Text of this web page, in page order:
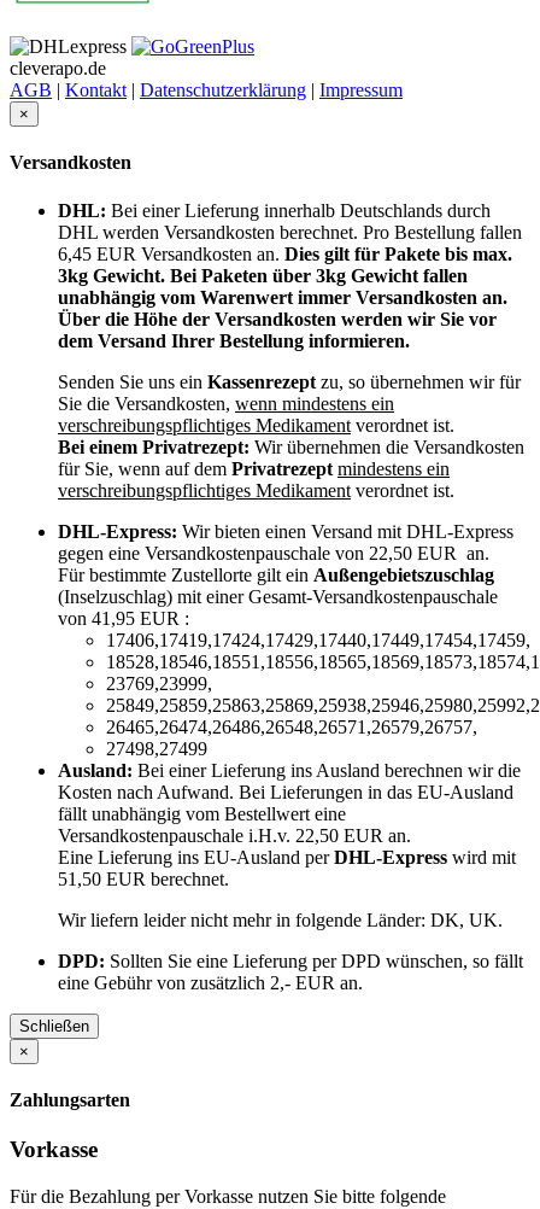
cleverapo.de
AGB | Kontakt | Datenschutzerklärung | Impressum
×
Versandkosten
DHL: Bei einer Lieferung innerhalb Deutschlands durch
DHL werden Versandkosten berechnet. Pro Bestellung fallen
6,45 EUR Versandkosten an. Dies gilt für Pakete bis max.
3kg Gewicht. Bei Paketen über 3kg Gewicht fallen
unabhängig vom Warenwert immer Versandkosten an.
Über die Höhe der Versandkosten werden wir Sie vor
dem Versand Ihrer Bestellung informieren.
Senden Sie uns ein Kassenrezept zu, so übernehmen wir für
Sie die Versandkosten, wenn mindestens ein
verschreibungspflichtiges Medikament verordnet ist.
Bei einem Privatrezept: Wir übernehmen die Versandkosten
für Sie, wenn auf dem Privatrezept mindestens ein
verschreibungspflichtiges Medikament verordnet ist.
DHL-Express: Wir bieten einen Versand mit DHL-Express
gegen eine Versandkostenpauschale von 22,50 EUR an.
Für bestimmte Zustellorte gilt ein Außengebietszuschlag
(Inselzuschlag) mit einer Gesamt-Versandkostenpauschale
von 41,95 EUR :
17406,17419,17424,17429,17440,17449,17454,17459,
23769,23999,
26465,26474,26486,26548,26571,26579,26757,
27498,27499
Ausland: Bei einer Lieferung ins Ausland berechnen wir die
Kosten nach Aufwand. Bei Lieferungen in das EU-Ausland
fällt unabhängig vom Bestellwert eine
Versandkostenpauschale i.H.v. 22,50 EUR an.
Eine Lieferung ins EU-Ausland perDHL-Express wird mit
51,50 EUR berechnet.
Wir liefern leider nicht mehr in folgende Länder: DK, UK.
DPD: Sollten Sie eine Lieferung per DPD wünschen, so fällt
eine Gebühr von zusätzlich 2,- EUR an.
Schließen
×
Zahlungsarten
Vorkasse
Für die Bezahlung per Vorkasse nutzen Sie bitte folgende